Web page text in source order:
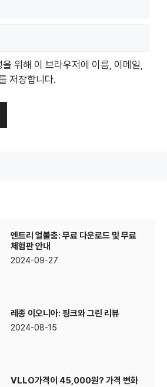
위해 이 브라우저에 이름, 이메일,
저장합니다.
엔트리 얼불춤: 무료 다운로드 및 무료
체험판 안내
2024-09-27
레종 이오니아: 핑크와 그린 리뷰
2024-08-15
VLLO가격이 45,000원? 가격 변화